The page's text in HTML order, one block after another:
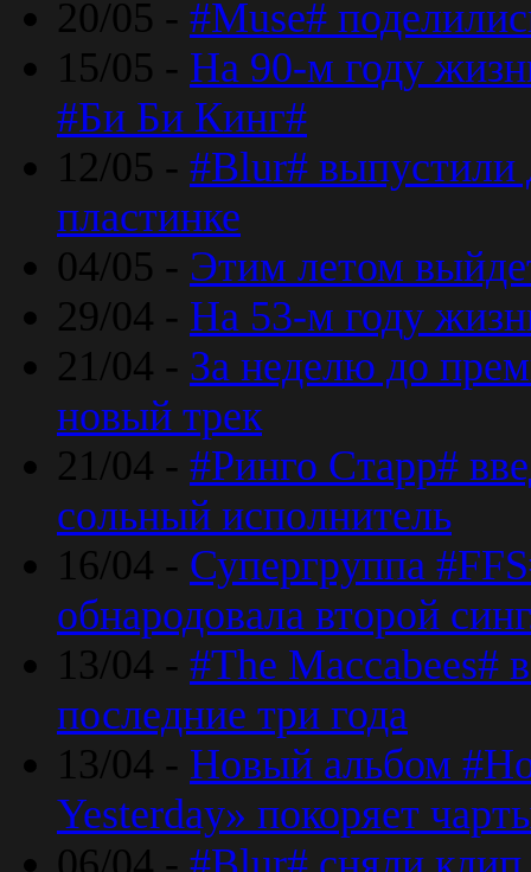
20/05 - #Muse#
15/05 - На 90-м году
#Би Би Кинг#
12/05 - #Blur# выпустили
пластинке
04/05 - Этим летом
29/04 - На 53-м году
21/04 - За неделю до
новый трек
21/04 - #Ринго Старр#
сольный исполнитель
16/04 - Супергруппа
обнародовала второй
13/04 - #The Maccabees#
последние три года
13/04 - Новый альбом
Yesterday» покоряет